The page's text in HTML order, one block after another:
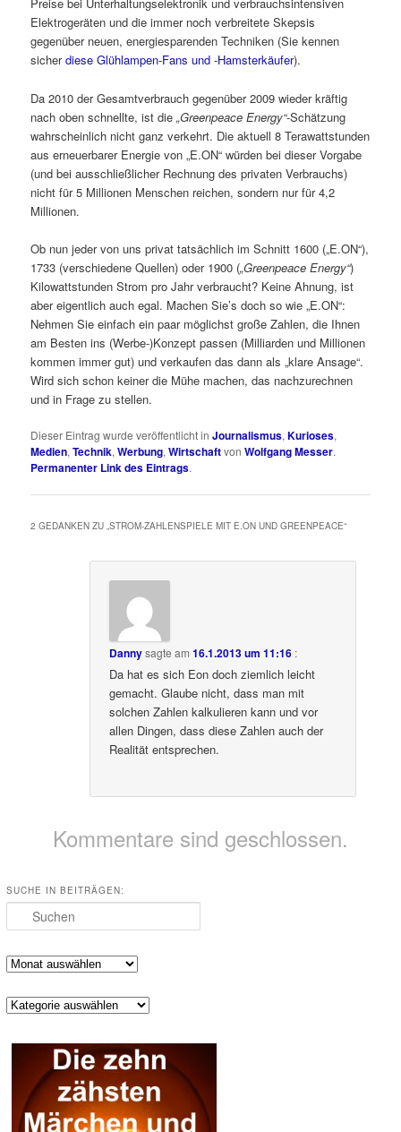
Preise bei Unterhaltungselektronik und verbrauchsintensiven
Elektrogeräten und die immer noch verbreitete Skepsis
gegenüber neuen, energiesparenden Techniken (Sie kennen
sicherdiese Glühlampen-Fans und -Hamsterkäufer).
Da 2010 der Gesamtverbrauch gegenüber 2009 wieder kräftig
nach oben schnellte, ist die„Greenpeace Energy“-Schätzung
wahrscheinlich nicht ganz verkehrt. Die aktuell 8 Terawattstunden
aus erneuerbarer Energie von „E.ON“ würden bei dieser Vorgabe
(und bei ausschließlicher Rechnung des privaten Verbrauchs)
nicht für 5 Millionen Menschen reichen, sondern nur für 4,2
Millionen.
Ob nun jeder von uns privat tatsächlich im Schnitt 1600 („E.ON“),
1733 (verschiedene Quellen) oder 1900 („Greenpeace Energy“)
Kilowattstunden Strom pro Jahr verbraucht? Keine Ahnung, ist
aber eigentlich auch egal. Machen Sie’s doch so wie „E.ON“:
Nehmen Sie einfach ein paar möglichst große Zahlen, die Ihnen
am Besten ins (Werbe-)Konzept passen (Milliarden und Millionen
kommen immer gut) und verkaufen das dann als „klare Ansage“.
Wird sich schon keiner die Mühe machen, das nachzurechnen
und in Frage zu stellen.
Dieser Eintrag wurde veröffentlicht inJournalismus,Kurioses,
Medien,Technik,Werbung,WirtschaftvonWolfgang Messer.
Permanenter Link des Eintrags.
2 GEDANKEN ZU „STROM-ZAHLENSPIELE MIT E.ON UND GREENPEACE“
Dannysagte am16.1.2013 um 11:16 :
Da hat es sich Eon doch ziemlich leicht
gemacht. Glaube nicht, dass man mit
solchen Zahlen kalkulieren kann und vor
allen Dingen, dass diese Zahlen auch der
Realität entsprechen.
Kommentare sind geschlossen.
SUCHE IN BEITRÄGEN:
Suchen